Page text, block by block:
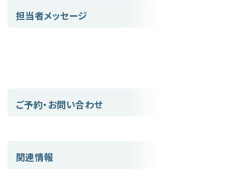
担当者メッセージ
ご予約・お問い合わせ
関連情報